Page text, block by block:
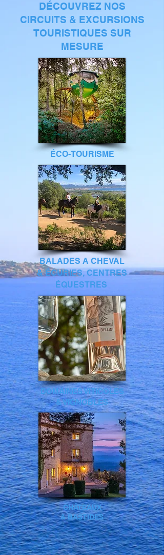
DÉCOUVREZ NOS
CIRCUITS & EXCURSIONS
TOURISTIQUES SUR
MESURE
ÉCO-TOURISME
BALADES A CHEVAL
& ÉCURIES, CENTRES
ÉQUESTRES
DOMAINES VITICOLES
& VIGNOBLES
CHÂTEAUX
& BASTIDES